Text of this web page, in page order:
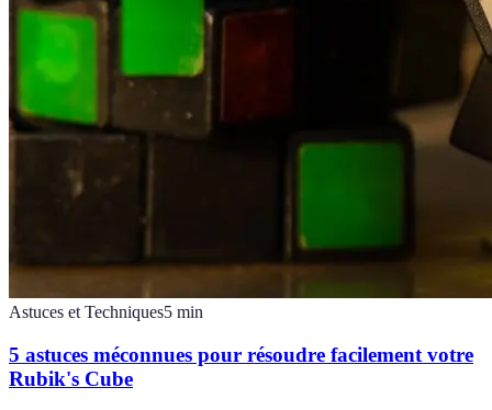
Astuces et Techniques5 min
5 astuces méconnues pour résoudre facilement votre
Rubik's Cube